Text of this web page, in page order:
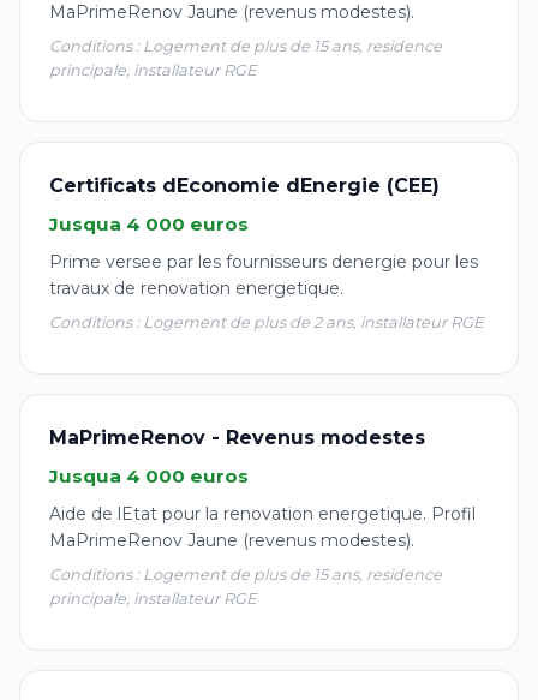
MaPrimeRenov Jaune (revenus modestes).
Conditions : Logement de plus de 15 ans, residence
principale, installateur RGE
Certificats dEconomie dEnergie (CEE)
Jusqua 4 000 euros
Prime versee par les fournisseurs denergie pour les
travaux de renovation energetique.
Conditions : Logement de plus de 2 ans, installateur RGE
MaPrimeRenov - Revenus modestes
Jusqua 4 000 euros
Aide de lEtat pour la renovation energetique. Profil
MaPrimeRenov Jaune (revenus modestes).
Conditions : Logement de plus de 15 ans, residence
principale, installateur RGE